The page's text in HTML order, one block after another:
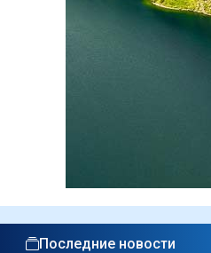
Последние новости